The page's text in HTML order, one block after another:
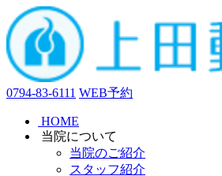
0794-83-6111 WEB予約
HOME
当院について
当院のご紹介
スタッフ紹介